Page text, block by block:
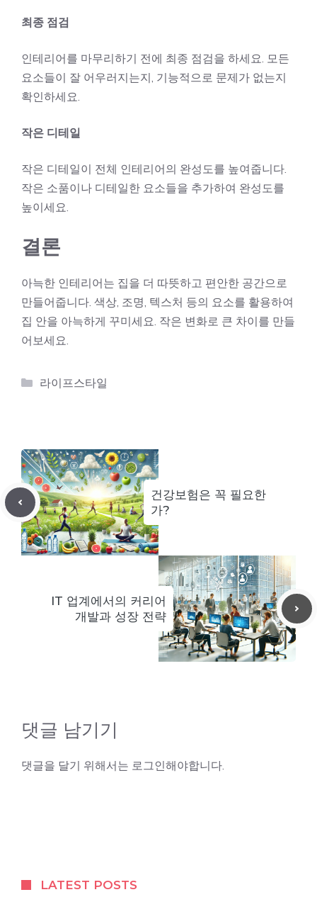
최종 점검
인테리어를 마무리하기 전에 최종 점검을 하세요. 모든
요소들이 잘 어우러지는지, 기능적으로 문제가 없는지
확인하세요.
작은 디테일
작은 디테일이 전체 인테리어의 완성도를 높여줍니다.
작은 소품이나 디테일한 요소들을 추가하여 완성도를
높이세요.
결론
아늑한 인테리어는 집을 더 따뜻하고 편안한 공간으로
만들어줍니다. 색상, 조명, 텍스처 등의 요소를 활용하여
집 안을 아늑하게 꾸미세요. 작은 변화로 큰 차이를 만들
어보세요.
카
라이프스타일
건강보험은 꼭 필요한
가?
IT 업계에서의 커리어
개발과 성장 전략
댓글 남기기
댓글을 달기 위해서는 로그인해야합니다.
LATEST POSTS